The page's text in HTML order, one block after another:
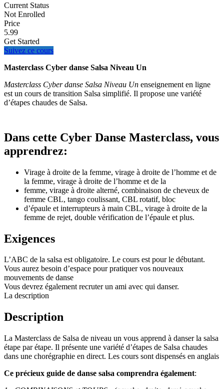
Current Status
Not Enrolled
Price
5.99
Get Started
Suivez ce cours
Masterclass Cyber ​​danse Salsa Niveau Un
Masterclass Cyber ​​danse Salsa Niveau Un enseignement en ligne
est un cours de transition Salsa simplifié. Il propose une variété
d’étapes chaudes de Salsa.
Dans cette Cyber Danse Masterclass, vous
apprendrez:
Virage à droite de la femme, virage à droite de l’homme et de
la femme, virage à droite de l’homme et de la
femme, virage à droite alterné, combinaison de cheveux de
femme CBL, tango coulissant, CBL rotatif, bloc
d’épaule et interrupteurs à main CBL, virage à droite de la
femme de rejet, double vérification de l’épaule et plus.
Exigences
L’ABC de la salsa est obligatoire. Le cours est pour le débutant.
Vous aurez besoin d’espace pour pratiquer vos nouveaux
mouvements de danse
Vous devrez également recruter un ami avec qui danser.
La description
Description
La Masterclass de Salsa de niveau un vous apprend à danser la salsa
étape par étape. Il présente une variété d’étapes de Salsa chaudes
dans une chorégraphie en direct. Les cours sont dispensés en anglais
Ce précieux guide de danse salsa comprendra également: